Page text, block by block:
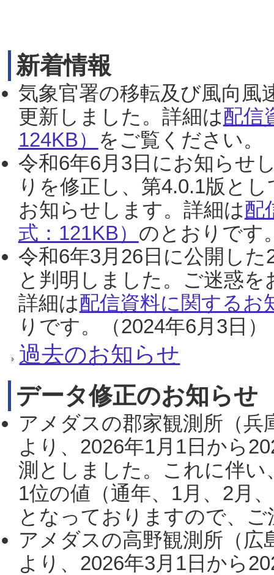
新着情報
気象官署の移転及び風向風
更新しました。詳細は配信
124KB） をご覧ください。
令和6年6月3日にお知らせ
りを修正し、第4.0.1版と
お知らせします。詳細は配
式：121KB） のとおりです
令和6年3月26日に公開し
と判明しました。ご迷惑
詳細は配信資料に関するお
りです。（2024年6月3日）
過去のお知らせ
データ修正のお知らせ
アメダスの郡家観測所（
より、2026年1月1日から
測としました。これに伴い
1位の値（通年、1月、2月
となっておりますので、
アメダスの高野観測所（
より、2026年3月1日から